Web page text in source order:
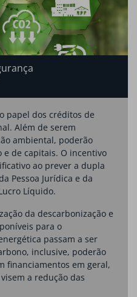
papel dos créditos de
Além de serem
ambiental, poderão
de capitais. O incentivo
ao prever a dupla
Pessoa Jurídica e da
Líquido.
da descarbonização e
para o
passam a ser
inclusive, poderão
financiamentos em geral,
a redução das